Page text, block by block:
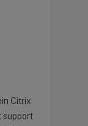
Citrix
support